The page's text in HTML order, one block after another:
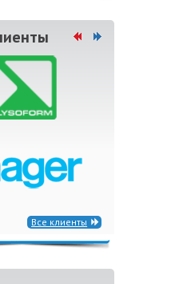
Все клиенты